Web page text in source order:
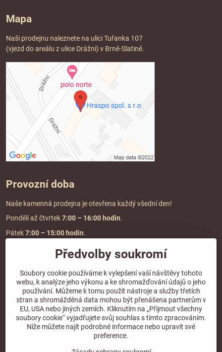
Mapa
Naši prodejnu naleznete na ulici Tuřanka 107
(vjezd do areálu z ulice Drážní) v Brně-Slatině.
Provozní doba
Naše kamenná prodejna je otevřena každý všední den!
Pondělí až čtvrtek7:00 – 16:00 hodin.
Pátek7:00 – 15:00 hodin.
Doprava a platba
DOPRAVA ZDARMA
při objednávce nad2000 Kč vč. DPH.
*Nevztahuje se na paletovou přepravu.
Předvolby soukromí
Soubory cookie používáme k vylepšení vaší návštěvy tohoto
webu, k analýze jeho výkonu a ke shromažďování údajů o jeho
používání. Můžeme k tomu použít nástroje a služby třetích
stran a shromážděná data mohou být přenášena partnerům v
EU, USA nebo jiných zemích. Kliknutím na „Přijmout všechny
soubory cookie“ vyjadřujete svůj souhlas s tímto zpracováním.
Níže můžete najít podrobné informace nebo upravit své
preference.